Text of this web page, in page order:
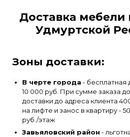
Доставка мебели
Удмуртской
Зоны доставки:
В черте города - бесплатная
10 000 руб. При сумме заказа
доставки до адреса клиента
на лифте и занос в квартиру -
руб./этаж
Завьяловский район -